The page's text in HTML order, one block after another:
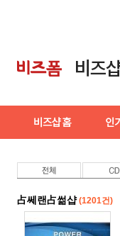
占쎄랜占썲샵 (1201건)